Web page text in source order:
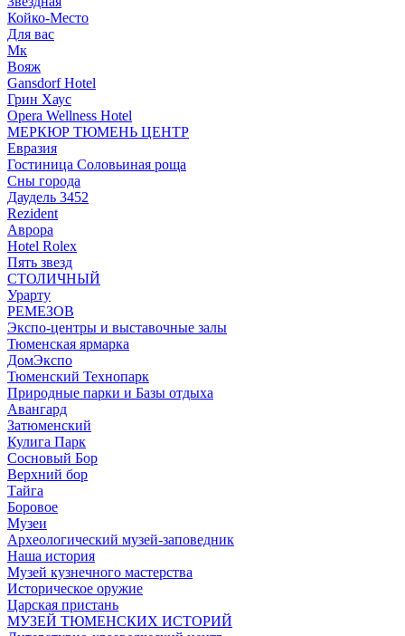
Койко-Место
Для вас
Мк
Вояж
Gansdorf Hotel
Грин Хаус
Opera Wellness Hotel
МЕРКЮР ТЮМЕНЬ ЦЕНТР
Евразия
Гостиница Соловьиная роща
Сны города
Даудель 3452
Rezident
Аврора
Hotel Rolex
Пять звезд
СТОЛИЧНЫЙ
Урарту
РЕМЕЗОВ
Экспо-центры и выставочные залы
Тюменская ярмарка
ДомЭкспо
Тюменский Технопарк
Природные парки и Базы отдыха
Авангард
Затюменский
Кулига Парк
Сосновый Бор
Верхний бор
Тайга
Боровое
Музеи
Археологический музей-заповедник
Наша история
Музей кузнечного мастерства
Историческое оружие
Царская пристань
МУЗЕЙ ТЮМЕНСКИХ ИСТОРИЙ